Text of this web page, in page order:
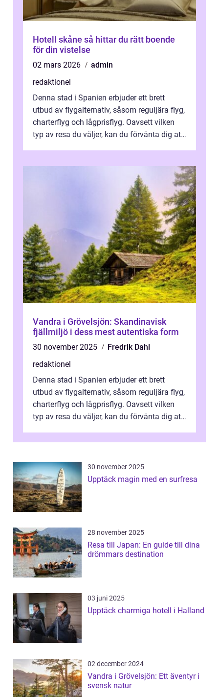
Hotell skåne så hittar du rätt boende
för din vistelse
02 mars 2026
admin
redaktionel
Denna stad i Spanien erbjuder ett brett
utbud av flygalternativ, såsom reguljära flyg,
charterflyg och lågprisflyg. Oavsett vilken
typ av resa du väljer, kan du förvänta dig att
Vandra i Grövelsjön: Skandinavisk
fjällmiljö i dess mest autentiska form
30 november 2025
Fredrik Dahl
redaktionel
Denna stad i Spanien erbjuder ett brett
utbud av flygalternativ, såsom reguljära flyg,
charterflyg och lågprisflyg. Oavsett vilken
typ av resa du väljer, kan du förvänta dig att
30 november 2025
Upptäck magin med en surfresa
28 november 2025
Resa till Japan: En guide till dina
drömmars destination
03 juni 2025
Upptäck charmiga hotell i Halland
02 december 2024
Vandra i Grövelsjön: Ett äventyr i
svensk natur